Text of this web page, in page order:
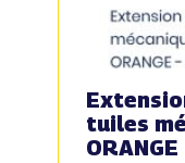
tuiles